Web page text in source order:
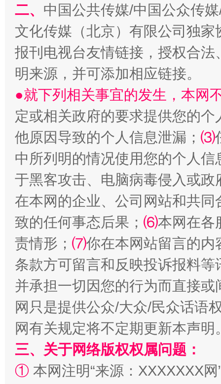
揭批美国五大"原罪" "炒
解纷+调解+退费，一次搞定
二、 中国公共传媒/中国公众传
文化传媒（北京）有限公司独
报刊电视台友情链接，授权合
明来源，并可添加相应链接。
●就下列相关事宜的发生，本网
定或相关政府的要求提供您的个
他原因导致的个人信息泄漏； ⑶
中所列明的情况使用您的个人
于黑客攻击、电脑病毒侵入或
在本网的企业、公司网站和共
致的任何事态后果； ⑹本网在各
责情形； ⑺你在本网站留言的内
条款方可留言和反映投诉报料
并承担一切因您的行为而直接
网只是提供公众/大众/民众话语
网有关规定将不定期更新本声明
三、关于网络版权权属问题：
① 本网注明“来源：XXXXXXX